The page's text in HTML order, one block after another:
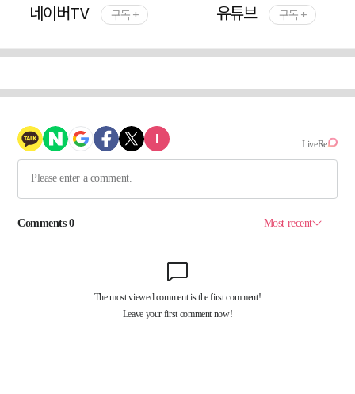
네이버TV 구독 + 유튜브 구독 +